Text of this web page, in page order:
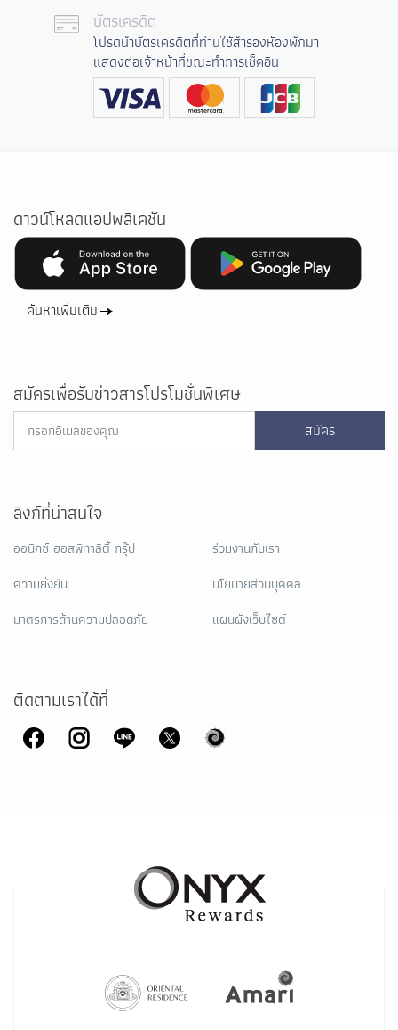
บัตรเครดิต
โปรดนำบัตรเครดิตที่ท่านใช้สำรองห้องพักมา
แสดงต่อเจ้าหน้าที่ขณะทำการเช็คอิน
ดาวน์โหลดแอปพลิเคชัน
ค้นหาเพิ่มเติม
สมัครเพื่อรับข่าวสารโปรโมชั่นพิเศษ
สมัคร
ลิงก์ที่น่าสนใจ
ออนิกซ์ ฮอสพิทาลิตี้ กรุ๊ป
ความยั่งยืน
มาตรการด้านความปลอดภัย
ร่วมงานกับเรา
นโยบายส่วนบุคคล
แผนผังเว็บไซต์
ติดตามเราได้ที่